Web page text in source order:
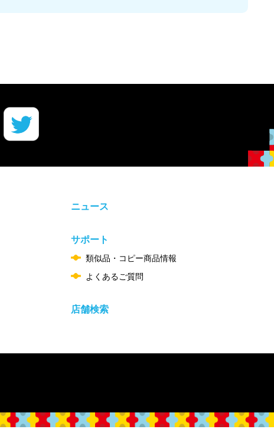
ニュース
サポート
類似品・コピー商品情報
よくあるご質問
店舗検索